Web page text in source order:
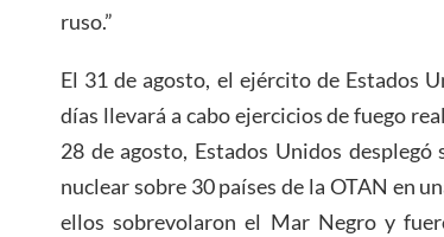
ruso.”
El 31 de agosto, el ejército de Estados
días llevará a cabo ejercicios de fuego
28 de agosto, Estados Unidos
nuclear sobre 30 países de la OTAN en
ellos sobrevolaron el Mar Negro y